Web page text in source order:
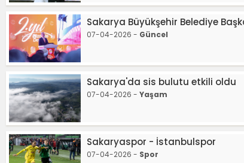
Sakarya Büyükşehir Belediye
07-04-2026 - Güncel
Sakarya'da sis bulutu etkili oldu
07-04-2026 - Yaşam
Sakaryaspor - İstanbulspor
07-04-2026 - Spor